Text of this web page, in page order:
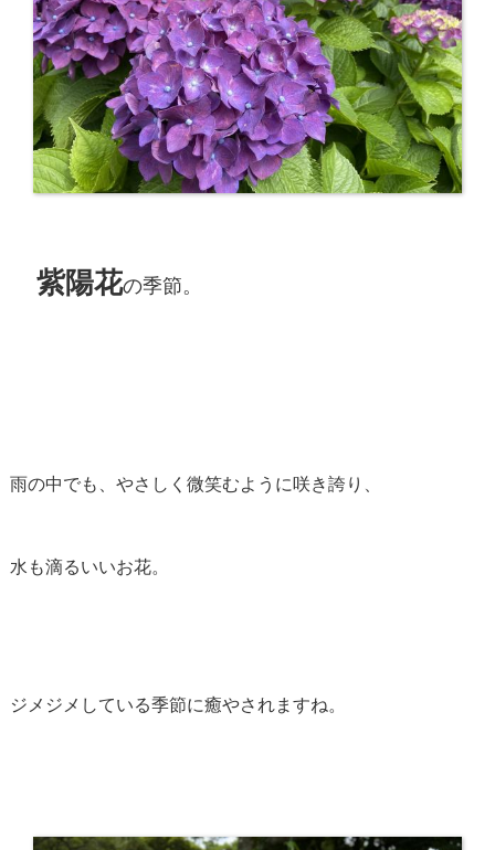
紫陽花の季節。
雨の中でも、やさしく微笑むように咲き誇り、
水も滴るいいお花。
ジメジメしている季節に癒やされますね。